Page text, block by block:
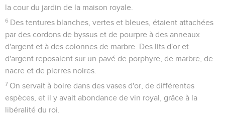
16 Esther fut conduite auprès du roi Assuérus, dans sa maison
royale, le dixième mois, qui est le mois de Tébeth, la
septième année de son règne.
17 Le roi aima Esther plus que toutes les autres femmes, et
elle obtint grâce et faveur devant lui plus que toutes les
autres jeunes filles. Il mit la couronne royale sur sa tête, et la
fit reine à la place de Vasthi.
18 Le roi donna un grand festin à tous ses princes et à ses
serviteurs, un festin en l'honneur d'Esther ; il accorda du